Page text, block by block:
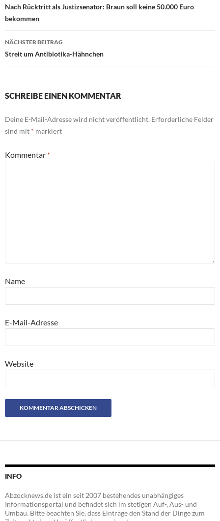
Nach Rücktritt als Justizsenator: Braun soll keine 50.000 Euro
bekommen
NÄCHSTER BEITRAG
Streit um Antibiotika-Hähnchen
SCHREIBE EINEN KOMMENTAR
Deine E-Mail-Adresse wird nicht veröffentlicht. Erforderliche Felder
sind mit * markiert
Kommentar *
Name
E-Mail-Adresse
Website
INFO
Abzocknews.de ist ein seit 2007 bestehendes unabhängiges
Informationsportal und befindet sich im stetigen Auf-, Aus- und
Umbau. Bitte beachten Sie, dass Einträge den Stand der Dinge zum